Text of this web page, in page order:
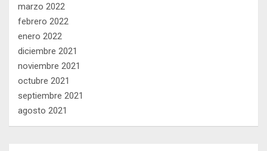
marzo 2022
febrero 2022
enero 2022
diciembre 2021
noviembre 2021
octubre 2021
septiembre 2021
agosto 2021